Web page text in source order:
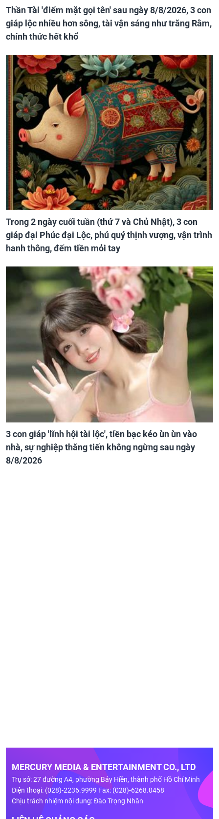
Thần Tài 'điểm mặt gọi tên' sau ngày 8/8/2026, 3 con
giáp lộc nhiều hơn sông, tài vận sáng như trăng Rằm,
chính thức hết khổ
Trong 2 ngày cuối tuần (thứ 7 và Chủ Nhật), 3 con
giáp đại Phúc đại Lộc, phú quý thịnh vượng, vận trình
hanh thông, đếm tiền mỏi tay
3 con giáp 'lĩnh hội tài lộc', tiền bạc kéo ùn ùn vào
nhà, sự nghiệp thăng tiến không ngừng sau ngày
8/8/2026
MERCURY MEDIA & ENTERTAINMENT CO., LTD
Trụ sở: 27 đường A4, phường Bảy Hiền, thành phố Hồ Chí Minh
Điện thoại: (028)-2236.9999 Fax: (028)-6268.0458
Chịu trách nhiệm nội dung: Đào Trọng Nhân